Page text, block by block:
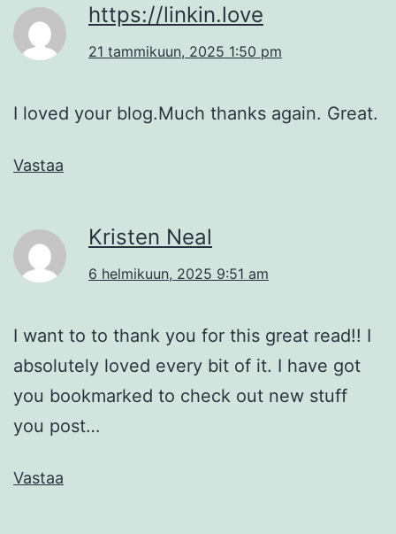
https://linkin.love
21 tammikuun, 2025 1:50 pm
I loved your blog.Much thanks again. Great.
Vastaa
Kristen Neal
6 helmikuun, 2025 9:51 am
I want to to thank you for this great read!! I
absolutely loved every bit of it. I have got
you bookmarked to check out new stuff
you post…
Vastaa